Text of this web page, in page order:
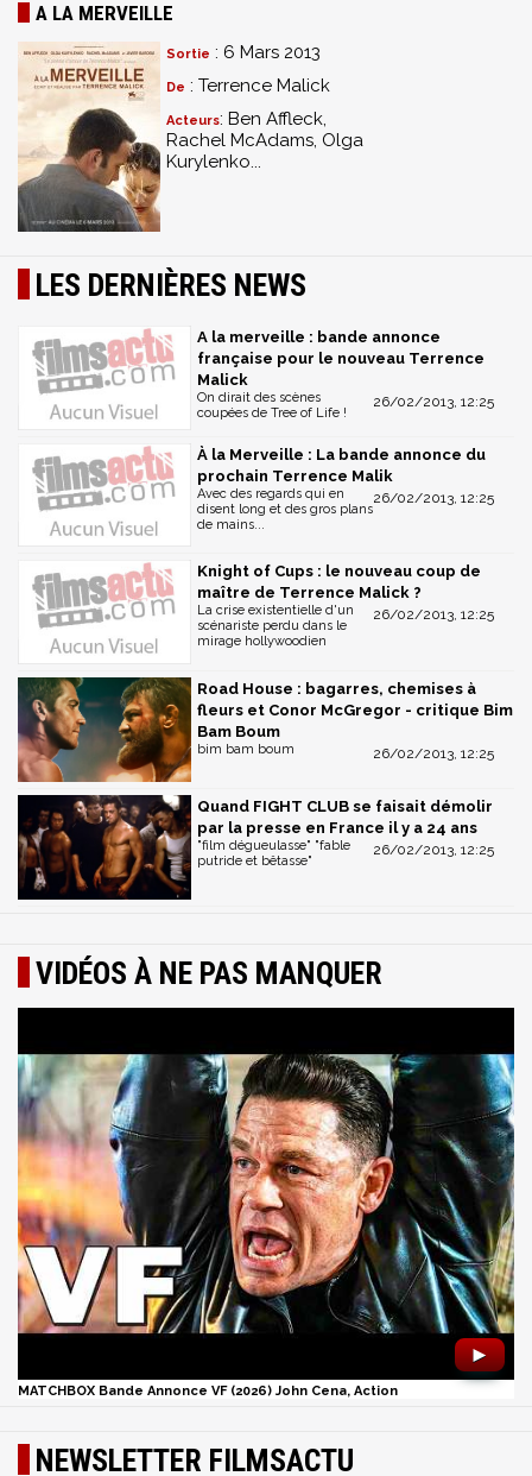
A LA MERVEILLE
Sortie : 6 Mars 2013
De : Terrence Malick
Acteurs: Ben Affleck,
Rachel McAdams, Olga
Kurylenko...
LES DERNIÈRES NEWS
A la merveille : bande annonce
française pour le nouveau Terrence
Malick
26/02/2013, 12:25
On dirait des scènes
coupées de Tree of Life !
À la Merveille : La bande annonce du
prochain Terrence Malik
26/02/2013, 12:25
Avec des regards qui en
disent long et des gros plans
de mains...
Knight of Cups : le nouveau coup de
maître de Terrence Malick ?
26/02/2013, 12:25
La crise existentielle d'un
scénariste perdu dans le
mirage hollywoodien
Road House : bagarres, chemises à
fleurs et Conor McGregor - critique Bim
Bam Boum
26/02/2013, 12:25
bim bam boum
Quand FIGHT CLUB se faisait démolir
par la presse en France il y a 24 ans
26/02/2013, 12:25
"film dégueulasse" "fable
putride et bêtasse"
VIDÉOS À NE PAS MANQUER
►
MATCHBOX Bande Annonce VF (2026) John Cena, Action
NEWSLETTER FILMSACTU